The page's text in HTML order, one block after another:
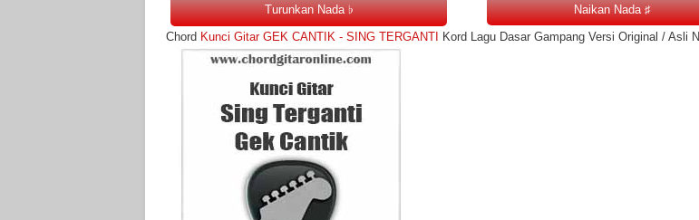
Chord Kunci Gitar GEK CANTIK - SING TERGANTI Kord Lagu Dasar Gampang Versi Original / Asli